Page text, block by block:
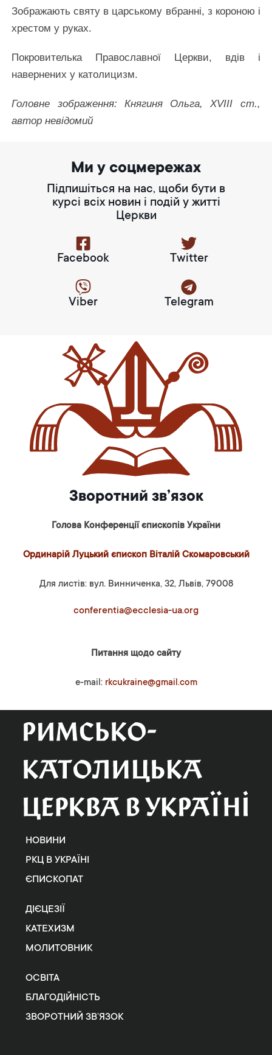
Зображають святу в царському вбранні, з короною і
хрестом у руках.
Покровителька Православної Церкви, вдів і
навернених у католицизм.
Головне зображення: Княгиня Ольга, XVIII ст.,
автор невідомий
Ми у соцмережах
Підпишіться на нас, щоби бути в
курсі всіх новин і подій у житті
Церкви
Facebook Twitter
Viber Telegram
Зворотний зв’язок
Голова Конференції єпископів України
Ординарій Луцький єпископ Віталій Скомаровський
Для листів: вул. Винниченка, 32, Львів, 79008
conferentia@ecclesia-ua.org
Питання щодо сайту
e-mail: rkcukraine@gmail.com
НОВИНИ
РКЦ В УКРАЇНІ
ЄПИСКОПАТ
ДІЄЦЕЗІЇ
КАТЕХИЗМ
МОЛИТОВНИК
ОСВІТА
БЛАГОДІЙНІСТЬ
ЗВОРОТНИЙ ЗВ’ЯЗОК